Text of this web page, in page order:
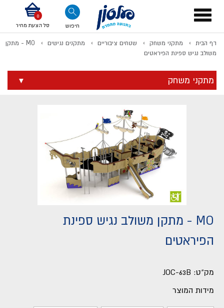
Toggle
navigation
חיפוש סל הצעת מחיר
דף הבית מתקני משחק שטחים ציבוריים מתקנים נגישים
MO - מתקן
משולב נגיש ספינת הפיראטים
מתקני משחק
MO - מתקן משולב נגיש ספינת
הפיראטים
מק"ט: JOC-63B
מידות המוצר